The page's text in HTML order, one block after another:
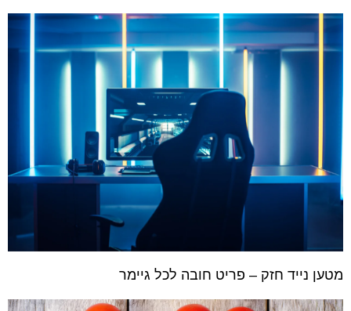
מטען נייד חזק – פריט חובה לכל גיימר